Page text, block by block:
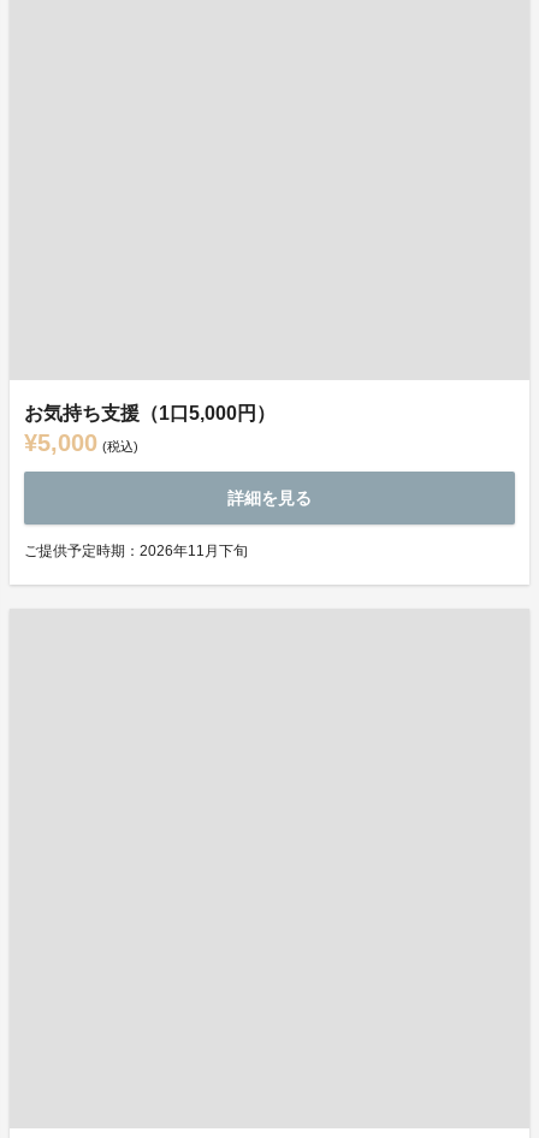
お気持ち支援（1口5,000円）
¥5,000 (税込)
詳細を見る
ご提供予定時期：2026年11月下旬